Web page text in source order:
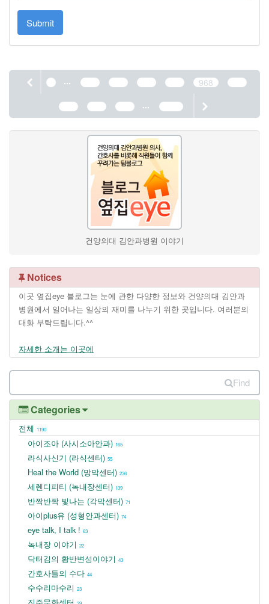
Submit
1 ... 964 965 966 967 968
969
970
971 972 ... 1190
건양의대 김안과병원 이야기
Notices
이곳 옆집eye 블로그는 눈에 관한 다양한 정보와 건양의대 김안과
병원에서 일어나는 일상의 재미를 나누기 위한 곳입니다. 여러분의
대화 부탁드립니다.^^
자세한 소개는 이곳에
Find
Categories
전체 1190
아이조아 (사시소아안과) 165
라식사신기 (라식센터) 55
Heal the World (망막센터) 236
세렌디피티 (녹내장센터) 139
반짝반짝 빛나는 (각막센터) 71
아이plus유 (성형안과센터) 74
eye talk, I talk ! 63
녹내장 이야기 22
닥터김의 황반변성이야기 43
간호사들의 수다 44
수수리마수리 23